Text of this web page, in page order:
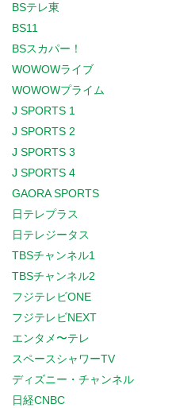
BSテレ東
BS11
BSスカパー！
WOWOWライブ
WOWOWプライム
J SPORTS 1
J SPORTS 2
J SPORTS 3
J SPORTS 4
GAORA SPORTS
日テレプラス
日テレジータス
TBSチャンネル1
TBSチャンネル2
フジテレビONE
フジテレビNEXT
エンタメ〜テレ
スペースシャワーTV
ディズニー・チャンネル
日経CNBC